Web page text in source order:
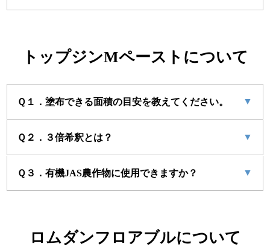
トップジンMペーストについて
Ｑ１．塗布できる面積の目安を教えてください。 ▼
Ｑ２．３倍希釈とは？ ▼
Ｑ３．有機JAS農作物に使用できますか？ ▼
ロムダンフロアブルについて